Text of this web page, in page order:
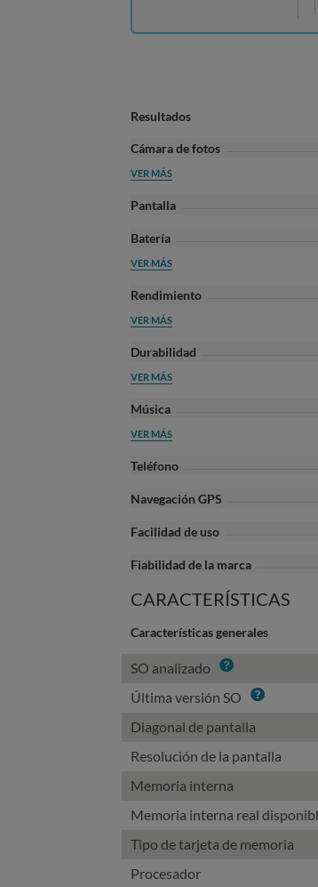
Resultados
Cámara de fotos
VER MÁS
Pantalla
Batería
VER MÁS
Rendimiento
VER MÁS
Durabilidad
VER MÁS
Música
VER MÁS
Teléfono
Navegación GPS
Facilidad de uso
Fiabilidad de la marca
CARACTERÍSTICAS
Características generales
SO analizado Info
Última versión SO Info
Diagonal de pantalla
Resolución de la pantalla
Memoria interna
Memoria interna real
Tipo de tarjeta de memoria
Procesador